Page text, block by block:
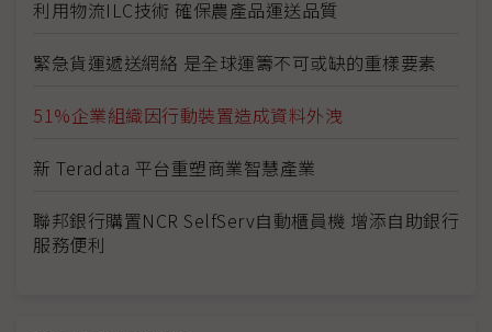
利用物流ILC技術 確保農產品運送品質
緊急貨運遞送網絡 是全球運籌不可或缺的重樣要素
51%企業組織因行動裝置造成資料外洩
新 Teradata 平台重塑商業智慧產業
聯邦銀行購置NCR SelfServ自動櫃員機 增添自助銀行
服務便利